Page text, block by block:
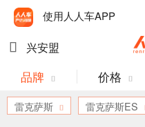
使用人人车APP
兴安盟
品牌 价格
雷克萨斯 雷克萨斯ES